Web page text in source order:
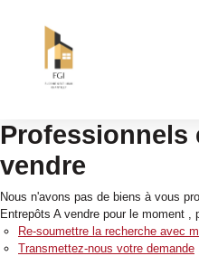
Professionnels
vendre
Nous n'avons pas de biens à vous
Entrepôts A vendre pour le moment
Re-soumettre la recherche avec
Transmettez-nous votre demande